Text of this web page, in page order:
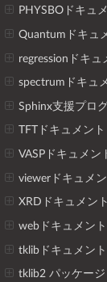
PHYSBOドキュ
Quantumドキュ
regressionドキュ
spectrumドキュ
Sphinx支援プロ
TFTドキュメント
VASPドキュメン
viewerドキュメン
XRDドキュメント
webドキュメント
tklibドキュメント
tklib2 パッケージ